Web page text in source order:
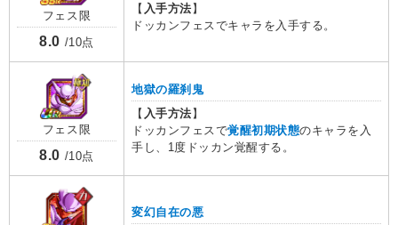
フェス限
8.0 /10点
【 入手方法】
ドッカンフェスでキャラを入手する。
フェス限
8.0 /10点
地獄の羅刹鬼
【 入手方法】
ドッカンフェスで覚醒初期状態のキャラを入
手し、1度ドッカン覚醒する。
変幻自在の悪